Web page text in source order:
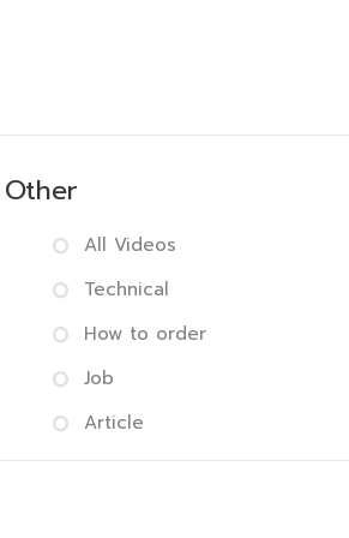
Other
All Videos
Technical
How to order
Job
Article